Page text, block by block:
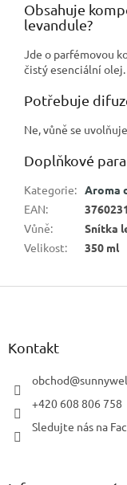
Obsahuje
levandule?
Jde o parfémovou
čistý esenciální olej.
Potřebuje
Ne, vůně se
Doplňkové
Kategorie: Aroma
EAN:
Vůně:
Snítka
Velikost: 350 ml
Z
Kontakt
obchod@
+420 608 806 758
Sledujte nás na